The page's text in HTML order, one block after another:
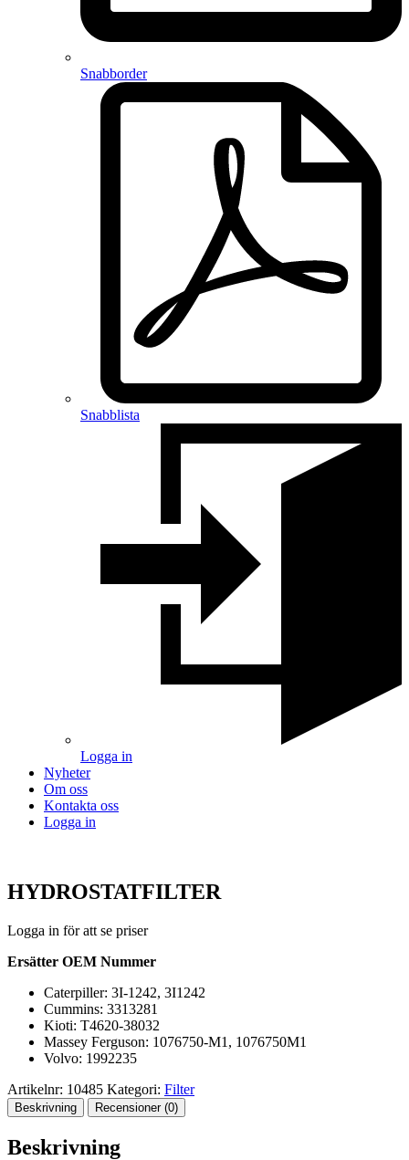
Snabborder
Snabblista
Logga in
Nyheter
Om oss
Kontakta oss
Logga in
HYDROSTATFILTER
Logga in för att se priser
Ersätter OEM Nummer
Caterpiller: 3I-1242, 3I1242
Cummins: 3313281
Kioti: T4620-38032
Massey Ferguson: 1076750-M1, 1076750M1
Volvo: 1992235
Artikelnr: 10485 Kategori: Filter
Beskrivning Recensioner (0)
Beskrivning